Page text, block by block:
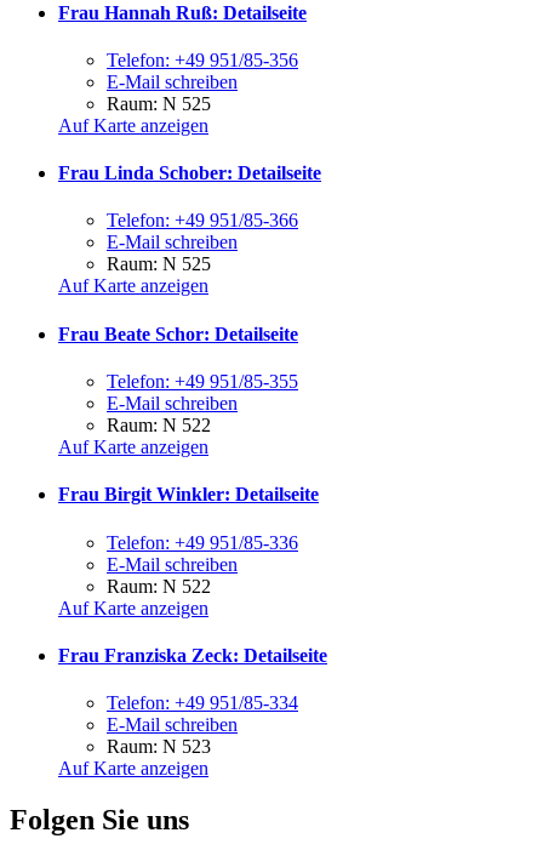
Frau Hannah Ruß: Detailseite
Telefon: +49 951/85-356
E-Mail schreiben
Raum: N 525
Auf Karte anzeigen
Frau Linda Schober: Detailseite
Telefon: +49 951/85-366
E-Mail schreiben
Raum: N 525
Auf Karte anzeigen
Frau Beate Schor: Detailseite
Telefon: +49 951/85-355
E-Mail schreiben
Raum: N 522
Auf Karte anzeigen
Frau Birgit Winkler: Detailseite
Telefon: +49 951/85-336
E-Mail schreiben
Raum: N 522
Auf Karte anzeigen
Frau Franziska Zeck: Detailseite
Telefon: +49 951/85-334
E-Mail schreiben
Raum: N 523
Auf Karte anzeigen
Folgen Sie uns